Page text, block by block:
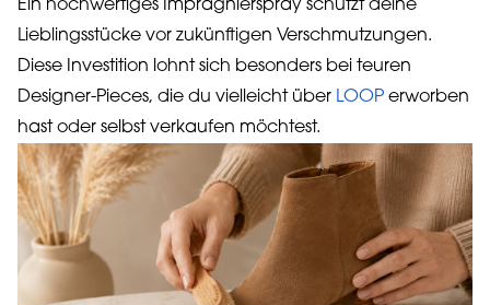
Ein hochwertiges Imprägnierspray schützt deine
Lieblingsstücke vor zukünftigen Verschmutzungen.
Diese Investition lohnt sich besonders bei teuren
Designer-Pieces, die du vielleicht über LOOP erworben
hast oder selbst verkaufen möchtest.